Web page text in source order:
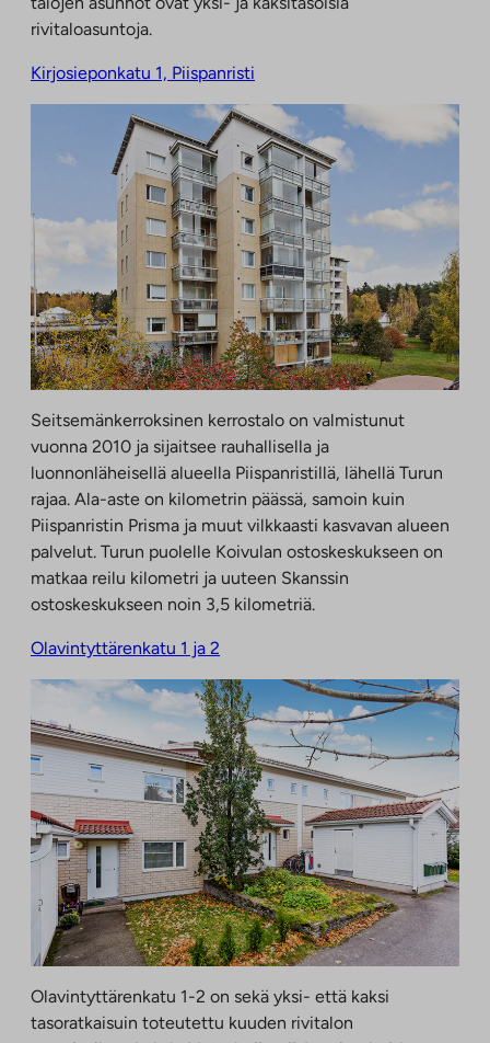
rivitaloasuntoja.
Kirjosieponkatu 1, Piispanristi
Seitsemänkerroksinen kerrostalo on valmistunut
vuonna 2010 ja sijaitsee rauhallisella ja
luonnonläheisellä alueella Piispanristillä, lähellä Turun
rajaa. Ala-aste on kilometrin päässä, samoin kuin
Piispanristin Prisma ja muut vilkkaasti kasvavan alueen
palvelut. Turun puolelle Koivulan ostoskeskukseen on
matkaa reilu kilometri ja uuteen Skanssin
ostoskeskukseen noin 3,5 kilometriä.
Olavintyttärenkatu 1 ja 2
Olavintyttärenkatu 1-2 on sekä yksi- että kaksi
tasoratkaisuin toteutettu kuuden rivitalon